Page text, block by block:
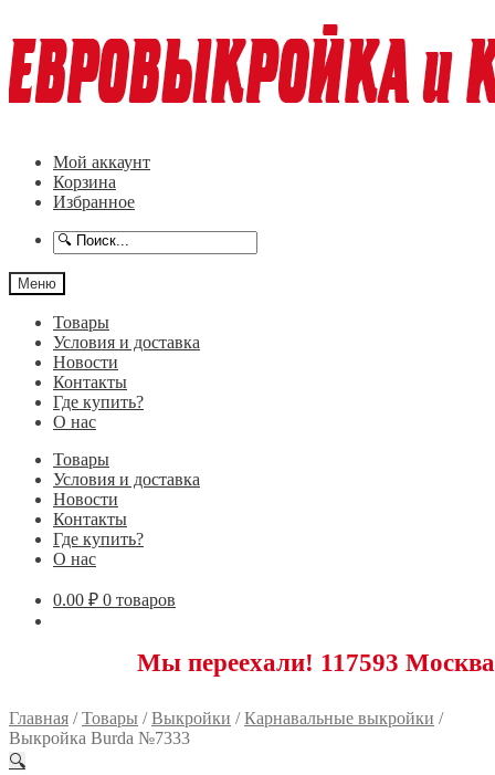
к
навигации
к
содержимому
Мой аккаунт
Корзина
Избранное
Меню
Товары
Условия и доставка
Новости
Контакты
Где купить?
О нас
Товары
Условия и доставка
Новости
Контакты
Где купить?
О нас
0.00 ₽ 0 товаров
Мы переехали! 117593 Москва,
Главная /Товары /Выкройки /Карнавальные выкройки /
Выкройка Burda №7333
🔍